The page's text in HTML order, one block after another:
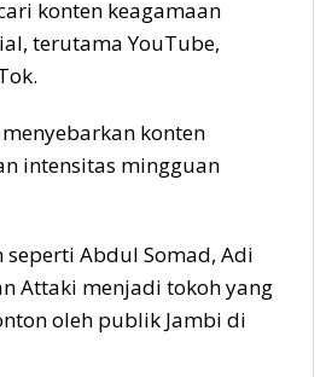
konten keagamaan
terutama YouTube,
konten
intensitas mingguan
seperti Abdul Somad, Adi
Attaki menjadi tokoh yang
oleh publik Jambi di